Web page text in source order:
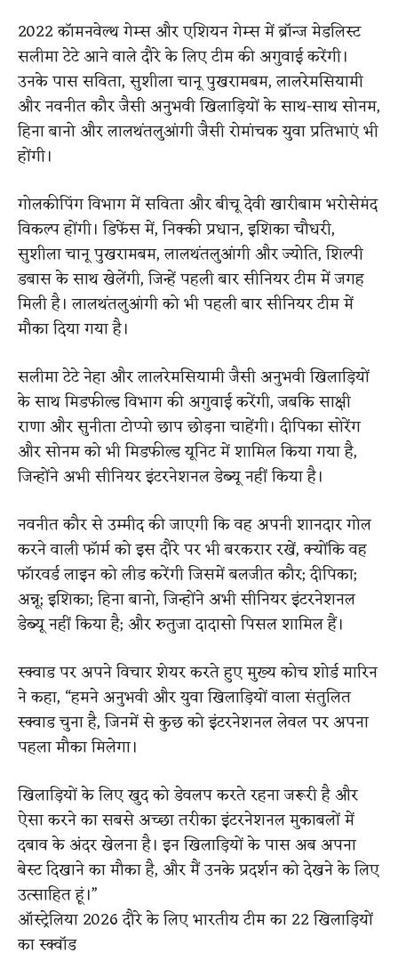
2022 कॉमनवेल्थ गेम्स और एशियन गेम्स में ब्रॉन्ज मेडलिस्ट
सलीमा टेटे आने वाले दौरे के लिए टीम की अगुवाई करेंगी।
उनके पास सविता, सुशीला चानू पुखरामबम, लालरेमसियामी
और नवनीत कौर जैसी अनुभवी खिलाड़ियों के साथ-साथ सोनम,
हिना बानो और लालथंतलुआंगी जैसी रोमांचक युवा प्रतिभाएं भी
होंगी।
गोलकीपिंग विभाग में सविता और बीचू देवी खारीबाम भरोसेमंद
विकल्प होंगी। डिफेंस में, निक्की प्रधान, इशिका चौधरी,
सुशीला चानू पुखरामबम, लालथंतलुआंगी और ज्योति, शिल्पी
डबास के साथ खेलेंगी, जिन्हें पहली बार सीनियर टीम में जगह
मिली है। लालथंतलुआंगी को भी पहली बार सीनियर टीम में
मौका दिया गया है।
सलीमा टेटे नेहा और लालरेमसियामी जैसी अनुभवी खिलाड़ियों
के साथ मिडफील्ड विभाग की अगुवाई करेंगी, जबकि साक्षी
राणा और सुनीता टोप्पो छाप छोड़ना चाहेंगी। दीपिका सोरेंग
और सोनम को भी मिडफील्ड यूनिट में शामिल किया गया है,
जिन्होंने अभी सीनियर इंटरनेशनल डेब्यू नहीं किया है।
नवनीत कौर से उम्मीद की जाएगी कि वह अपनी शानदार गोल
करने वाली फॉर्म को इस दौरे पर भी बरकरार रखें, क्योंकि वह
फॉरवर्ड लाइन को लीड करेंगी जिसमें बलजीत कौर; दीपिका;
अन्नू; इशिका; हिना बानो, जिन्होंने अभी सीनियर इंटरनेशनल
डेब्यू नहीं किया है; और रुतुजा दादासो पिसल शामिल हैं।
स्क्वाड पर अपने विचार शेयर करते हुए मुख्य कोच शोर्ड मारिन
ने कहा, “हमने अनुभवी और युवा खिलाड़ियों वाला संतुलित
स्क्वाड चुना है, जिनमें से कुछ को इंटरनेशनल लेवल पर अपना
पहला मौका मिलेगा।
खिलाड़ियों के लिए खुद को डेवलप करते रहना जरूरी है और
ऐसा करने का सबसे अच्छा तरीका इंटरनेशनल मुकाबलों में
दबाव के अंदर खेलना है। इन खिलाड़ियों के पास अब अपना
बेस्ट दिखाने का मौका है, और मैं उनके प्रदर्शन को देखने के लिए
उत्साहित हूं।”
ऑस्ट्रेलिया 2026 दौरे के लिए भारतीय टीम का 22 खिलाड़ियों
का स्क्वॉड